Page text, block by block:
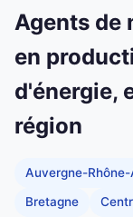
Agents de
en
d'énergie,
région
Auvergne-Rhône-
Bretagne